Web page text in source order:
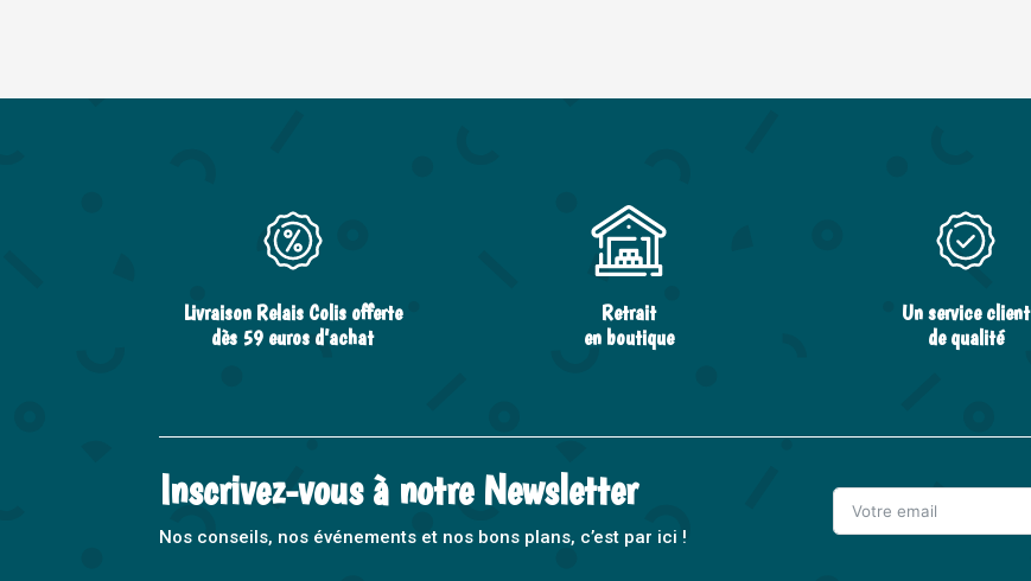
Livraison Relais Colis offerte
dès 59 euros d’achat
Retrait
en boutique
Un service client
de qualité
Inscrivez-vous à notre Newsletter
Nos conseils, nos événements et nos bons plans, c’est par ici !